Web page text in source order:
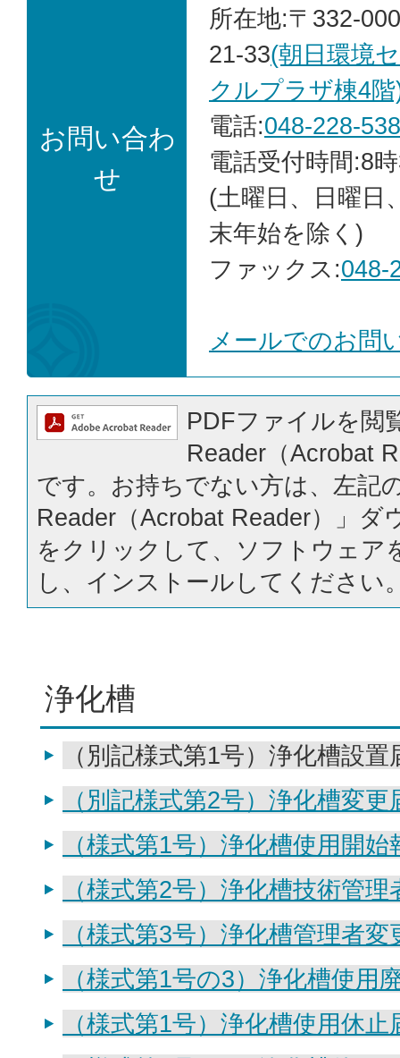
お問い合わ
せ
所在地:〒332-
21-33(朝日環境
クルプラザ棟4
電話:048-228-
電話受付時間:8
(土曜日、日曜日
末年始を除く)
ファックス:048-
メールでのお問
PDFファイルを閲
Reader（Acrobat
です。お持ちでない方は、左記
Reader（Acrobat Reader）」ダ
をクリックして、ソフトウェア
し、インストールしてください
浄化槽
（別記様式第1号）浄化槽設置
（別記様式第2号）浄化槽変更
（様式第1号）浄化槽使用開始
（様式第2号）浄化槽技術管
（様式第3号）浄化槽管理者変
（様式第1号の3）浄化槽使用
（様式第1号）浄化槽使用休止